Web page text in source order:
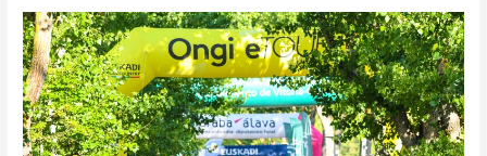
Prueba
Vitoria
y
Grand
Départ
Pays